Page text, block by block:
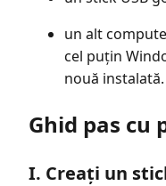
un alt
cel puțin
nouă instalată.
Ghid pas cu
I. Creați un